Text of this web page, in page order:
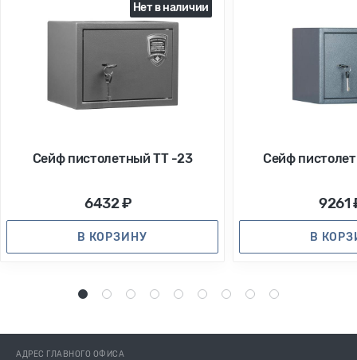
Сейф пистолетный ТТ -23
6432 ₽
В КОРЗИНУ
Нет в наличии
Сейф
9261
В
1 2 3 4 5 6 7 8 9
АДРЕС ГЛАВНОГО ОФИСА